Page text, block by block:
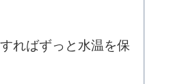
ればずっと水温を保